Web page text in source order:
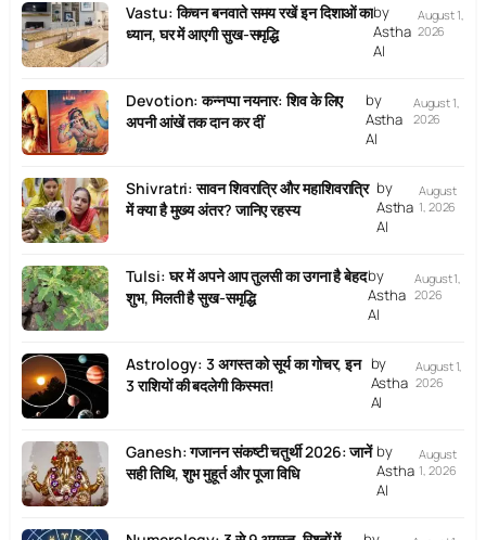
Vastu: किचन बनवाते समय रखें इन दिशाओं का
ध्यान, घर में आएगी सुख-समृद्धि
by
Astha
AI
August 1,
2026
Devotion: कन्नप्पा नयनार: शिव के लिए
अपनी आंखें तक दान कर दीं
by
Astha
AI
August 1,
2026
Shivratri: सावन शिवरात्रि और महाशिवरात्रि
में क्या है मुख्य अंतर? जानिए रहस्य
by
Astha
AI
August
1, 2026
Tulsi: घर में अपने आप तुलसी का उगना है बेहद
शुभ, मिलती है सुख-समृद्धि
by
Astha
AI
August 1,
2026
Astrology: 3 अगस्त को सूर्य का गोचर, इन
3 राशियों की बदलेगी किस्मत!
by
Astha
AI
August 1,
2026
Ganesh: गजानन संकष्टी चतुर्थी 2026: जानें
सही तिथि, शुभ मुहूर्त और पूजा विधि
by
Astha
AI
August
1, 2026